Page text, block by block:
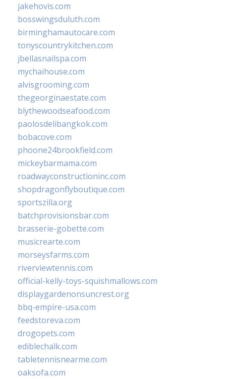
jakehovis.com
bosswingsduluth.com
birminghamautocare.com
tonyscountrykitchen.com
jbellasnailspa.com
mychaihouse.com
alvisgrooming.com
thegeorginaestate.com
blythewoodseafood.com
paolosdelibangkok.com
bobacove.com
phoone24brookfield.com
mickeybarmama.com
roadwayconstructioninc.com
shopdragonflyboutique.com
sportszilla.org
batchprovisionsbar.com
brasserie-gobette.com
musicrearte.com
morseysfarms.com
riverviewtennis.com
official-kelly-toys-squishmallows.com
displaygardenonsuncrest.org
bbq-empire-usa.com
feedstoreva.com
drogopets.com
ediblechalk.com
tabletennisnearme.com
oaksofa.com